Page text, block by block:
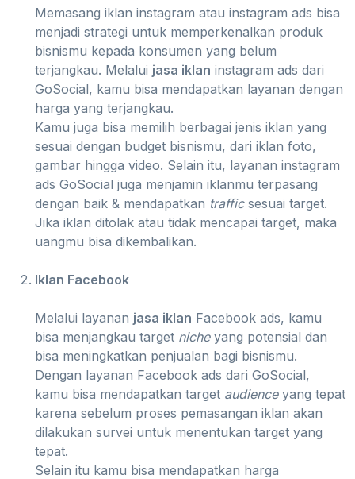
Memasang iklan instagram atau instagram ads bisa
menjadi strategi untuk memperkenalkan produk
bisnismu kepada konsumen yang belum
terjangkau. Melalui jasa iklan instagram ads dari
GoSocial, kamu bisa mendapatkan layanan dengan
harga yang terjangkau.
Kamu juga bisa memilih berbagai jenis iklan yang
sesuai dengan budget bisnismu, dari iklan foto,
gambar hingga video. Selain itu, layanan instagram
ads GoSocial juga menjamin iklanmu terpasang
dengan baik & mendapatkan trafficsesuai target.
Jika iklan ditolak atau tidak mencapai target, maka
uangmu bisa dikembalikan.
Iklan Facebook
Melalui layanan jasa iklan Facebook ads, kamu
bisa menjangkau target nicheyang potensial dan
bisa meningkatkan penjualan bagi bisnismu.
Dengan layanan Facebook ads dari GoSocial,
kamu bisa mendapatkan target audienceyang tepat
karena sebelum proses pemasangan iklan akan
dilakukan survei untuk menentukan target yang
tepat.
Selain itu kamu bisa mendapatkan harga